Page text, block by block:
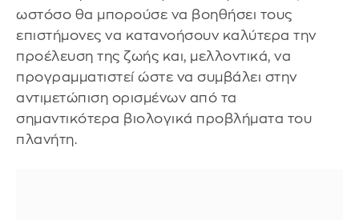
ωστόσο θα μπορούσε να βοηθήσει τους
επιστήμονες να κατανοήσουν καλύτερα την
προέλευση της ζωής και, μελλοντικά, να
προγραμματιστεί ώστε να συμβάλει στην
αντιμετώπιση ορισμένων από τα
σημαντικότερα βιολογικά προβλήματα του
πλανήτη.